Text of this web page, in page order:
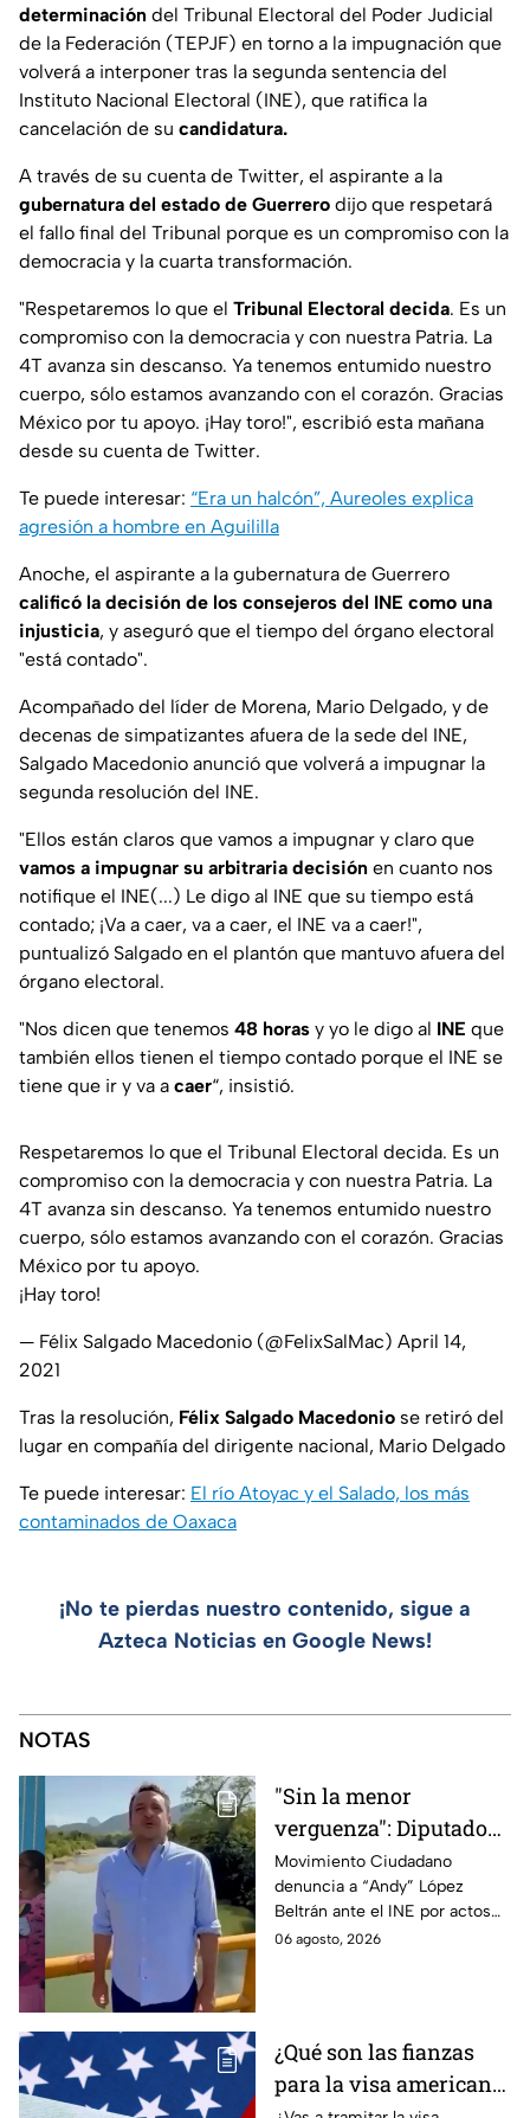
determinación del Tribunal Electoral del Poder Judicial
de la Federación (TEPJF) en torno a la impugnación que
volverá a interponer tras la segunda sentencia del
Instituto Nacional Electoral (INE), que ratifica la
cancelación de su candidatura.
A través de su cuenta de Twitter, el aspirante a la
gubernatura del estado de Guerrero dijo que respetará
el fallo final del Tribunal porque es un compromiso con la
democracia y la cuarta transformación.
"Respetaremos lo que el Tribunal Electoral decida. Es un
compromiso con la democracia y con nuestra Patria. La
4T avanza sin descanso. Ya tenemos entumido nuestro
cuerpo, sólo estamos avanzando con el corazón. Gracias
México por tu apoyo. ¡Hay toro!", escribió esta mañana
desde su cuenta de Twitter.
Te puede interesar: “Era un halcón”, Aureoles explica
agresión a hombre en Aguililla
Anoche, el aspirante a la gubernatura de Guerrero
calificó la decisión de los consejeros del INE como una
injusticia, y aseguró que el tiempo del órgano electoral
"está contado".
Acompañado del líder de Morena, Mario Delgado, y de
decenas de simpatizantes afuera de la sede del INE,
Salgado Macedonio anunció que volverá a impugnar la
segunda resolución del INE.
"Ellos están claros que vamos a impugnar y claro que
vamos a impugnar su arbitraria decisión en cuanto nos
notifique el INE(...) Le digo al INE que su tiempo está
contado; ¡Va a caer, va a caer, el INE va a caer!",
puntualizó Salgado en el plantón que mantuvo afuera del
órgano electoral.
"Nos dicen que tenemos 48 horas y yo le digo al INE que
también ellos tienen el tiempo contado porque el INE se
tiene que ir y va a caer“, insistió.
Respetaremos lo que el Tribunal Electoral decida. Es un
compromiso con la democracia y con nuestra Patria. La
4T avanza sin descanso. Ya tenemos entumido nuestro
cuerpo, sólo estamos avanzando con el corazón. Gracias
México por tu apoyo.
¡Hay toro!
— Félix Salgado Macedonio (@FelixSalMac) April 14,
2021
Tras la resolución, Félix Salgado Macedonio se retiró del
lugar en compañía del dirigente nacional, Mario Delgado
Te puede interesar: El río Atoyac y el Salado, los más
contaminados de Oaxaca
¡No te pierdas nuestro contenido, sigue a
Azteca Noticias en Google News!
NOTAS
"Sin la menor
verguenza": Diputado
Juan Zavala denuncia
ante el INE a Andy
López Beltrán por
campaña anticipada en
Movimiento Ciudadano
denuncia a “Andy” López
Beltrán ante el INE por actos
anticipados de campaña en
06 agosto, 2026
¿Qué son las fianzas
para la visa americana